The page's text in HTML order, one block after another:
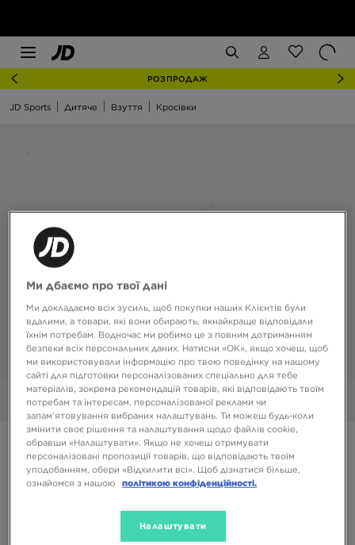
РОЗПРОДАЖ
JD Sports Дитяче Взуття Кросівки
Фото 360°
ONLY AT JD
FILA PANACHE
Ми дбаємо про твої дані
Ми докладаємо всіх зусиль, щоб покупки наших Клієнтів були
вдалими, а товари, які вони обирають, якнайкраще відповідали
їхнім потребам. Водночас ми робимо це з повним дотриманням
безпеки всіх персональних даних. Натисни «OK», якщо хочеш, щоб
ми використовували інформацію про твою поведінку на нашому
сайті для підготовки персоналізованих спеціально для тебе
матеріалів, зокрема рекомендацій товарів, які відповідають твоїм
потребам та інтересам, персоналізованої реклами чи
запам’ятовування вибраних налаштувань. Ти можеш будь-коли
змінити своє рішення та налаштування щодо файлів cookie,
обравши «Налаштувати». Якщо не хочеш отримувати
персоналізовані пропозиції товарів, що відповідають твоїм
уподобанням, обери «Відхилити всі». Щоб дізнатися більше,
ознайомся з нашою
політикою конфіденційності.
Налаштувати